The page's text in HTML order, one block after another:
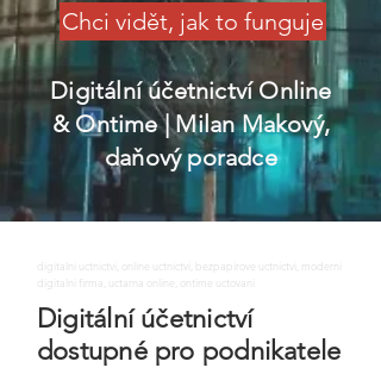
Chci vidět, jak to funguje
Digitální účetnictví Online
& Ontime| Milan Makový,
daňový poradce
digitalni uctnictvi, online uctnictvi, bezpapirove uctnictvi, moderni
digitalni firma, uctarna online, ontime uctovani
Digitální účetnictví
dostupné pro podnikatele